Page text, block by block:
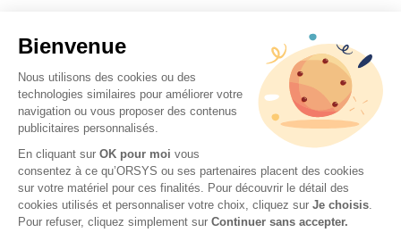
Bienvenue
Nous utilisons des cookies ou des
technologies similaires pour améliorer votre
navigation ou vous proposer des contenus
publicitaires personnalisés.
En cliquant sur OK pour moi vous
consentez à ce qu’ORSYS ou ses partenaires placent des cookies
sur votre matériel pour ces finalités. Pour découvrir le détail des
cookies utilisés et personnaliser votre choix, cliquez sur Je choisis.
Pour refuser, cliquez simplement sur Continuer sans accepter.